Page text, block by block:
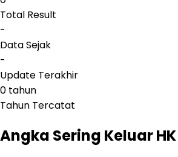
Total Result
-
Data Sejak
-
Update Terakhir
0 tahun
Tahun Tercatat
Angka Sering Keluar HK